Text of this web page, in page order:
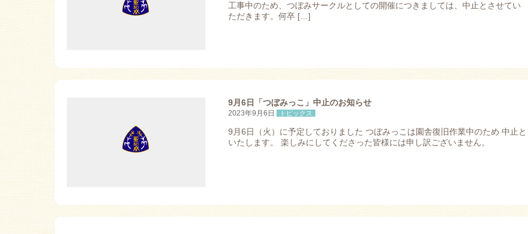
工事中のため、つぼみサークルとしての開催につきましては、中止とさせてい
ただきます。何卒 […]
9月6日「つぼみっこ」中止のお知らせ
2023年9月6日 トピックス
9月6日（火）に予定しておりました つぼみっこは園舎復旧作業中のため 中止と
いたします。 楽しみにしてくださった皆様には申し訳ございません。